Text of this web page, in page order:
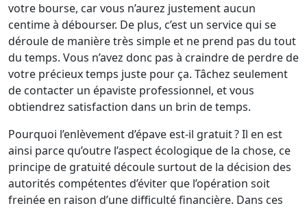
votre bourse, car vous n’aurez justement aucun
centime à débourser. De plus, c’est un service qui se
déroule de manière très simple et ne prend pas du tout
du temps. Vous n’avez donc pas à craindre de perdre de
votre précieux temps juste pour ça. Tâchez seulement
de contacter un épaviste professionnel, et vous
obtiendrez satisfaction dans un brin de temps.
Pourquoi l’enlèvement d’épave est-il gratuit ? Il en est
ainsi parce qu’outre l’aspect écologique de la chose, ce
principe de gratuité découle surtout de la décision des
autorités compétentes d’éviter que l’opération soit
freinée en raison d’une difficulté financière. Dans ces